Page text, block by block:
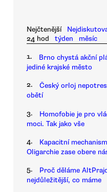
Nejčtenější
24 hod
týden měsíc
1.
Brno chystá akční
jediné krajské město
2.
Český orloj
obětí
3.
Homofobie je pro
moci. Tak jako vše
4.
Kapacitní
Oligarchie zase obere
5.
Proč děláme
nejdůležitější, co máme